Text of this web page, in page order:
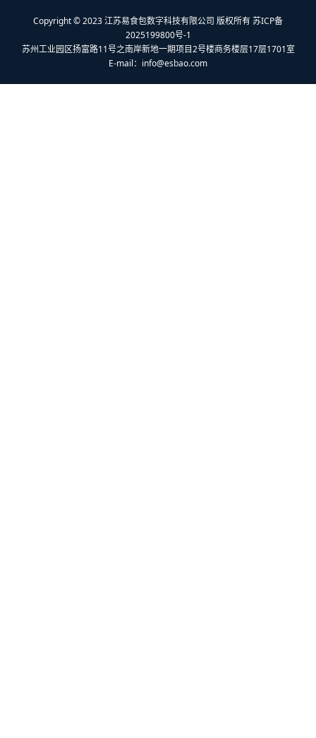
Copyright © 2023 江苏易食包数字科技有限公司 版权所有 苏ICP备
2025199800号-1
苏州工业园区扬富路11号之南岸新地一期项目2号楼商务楼层17层1701室
E-mail： info@esbao.com